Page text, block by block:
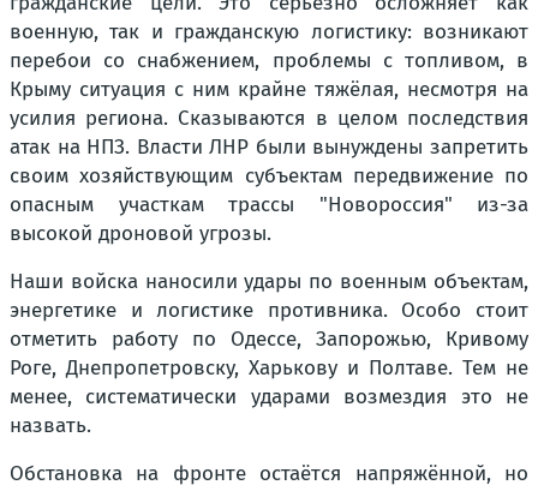
военную, так и гражданскую логистику: возникают
перебои со снабжением, проблемы с топливом, в
Крыму ситуация с ним крайне тяжёлая, несмотря на
усилия региона. Сказываются в целом последствия
атак на НПЗ. Власти ЛНР были вынуждены запретить
своим хозяйствующим субъектам передвижение по
опасным участкам трассы "Новороссия" из-за
высокой дроновой угрозы.
Наши войска наносили удары по военным объектам,
энергетике и логистике противника. Особо стоит
отметить работу по Одессе, Запорожью, Кривому
Роге, Днепропетровску, Харькову и Полтаве. Тем не
менее, систематически ударами возмездия это не
назвать.
Обстановка на фронте остаётся напряжённой, но